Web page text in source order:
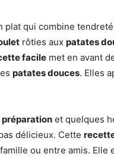
plat qui combine
rôties aux patates
facile met en avant
patates douces. Elles
préparation et quelques
délicieux. Cette
ou entre amis. Elle